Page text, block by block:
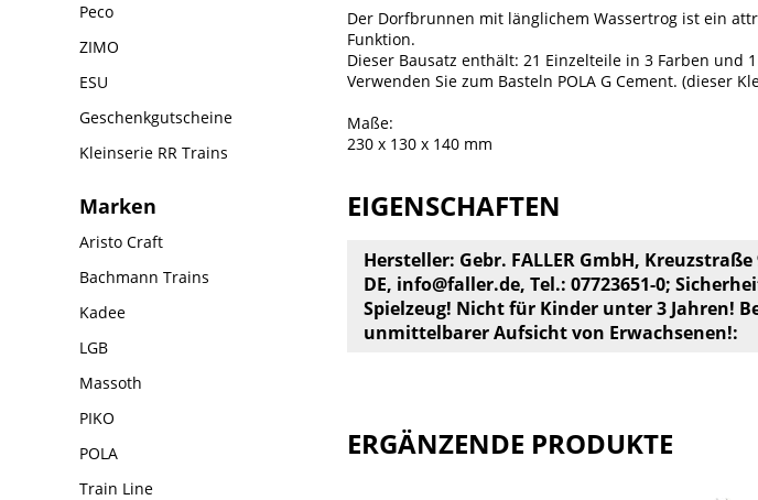
Peco
ZIMO
ESU
Geschenkgutscheine
Kleinserie RR Trains
Marken
Aristo Craft
Bachmann Trains
Kadee
LGB
Massoth
PIKO
POLA
Train Line
Der Dorfbrunnen mit länglichem Wassertrog ist ein
Funktion.
Dieser Bausatz enthält: 21 Einzelteile in 3 Farben und
Verwenden Sie zum Basteln POLA G Cement. (dieser
Maße:
230 x 130 x 140 mm
EIGENSCHAFTEN
Hersteller: Gebr. FALLER GmbH,
DE, info@faller.de, Tel.: 07723651-0;
Spielzeug! Nicht für Kinder unter 3 Jahren!
unmittelbarer Aufsicht von Erwachsenen!:
ERGÄNZENDE PRODUKTE